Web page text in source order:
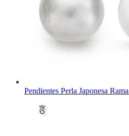
Pendientes Perla Japonesa Rama